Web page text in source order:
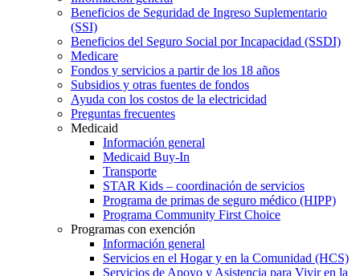
Beneficios de Seguridad de Ingreso Suplementario
(SSI)
Beneficios del Seguro Social por Incapacidad (SSDI)
Medicare
Fondos y servicios a partir de los 18 años
Subsidios y otras fuentes de fondos
Ayuda con los costos de la electricidad
Preguntas frecuentes
Medicaid
Información general
Medicaid Buy-In
Transporte
STAR Kids – coordinación de servicios
Programa de primas de seguro médico (HIPP)
Programa Community First Choice
Programas con exención
Información general
Servicios en el Hogar y en la Comunidad (HCS)
Servicios de Apoyo y Asistencia para Vivir en la